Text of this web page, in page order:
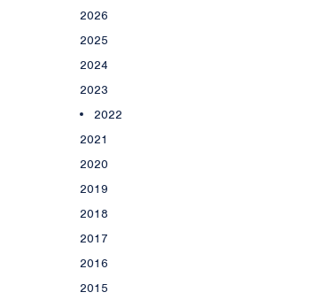
2026
2025
2024
2023
2022
2021
2020
2019
2018
2017
2016
2015